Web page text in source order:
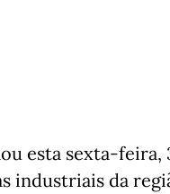
esta sexta-feira,
industriais da